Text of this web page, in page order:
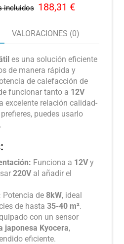
incluidos 188,31 €
VALORACIONES (0)
es una solución eficiente
de manera rápida y
de calefacción de
funcionar tanto a 12V
excelente relación calidad-
puedes usarlo
.
Funciona a 12Vy
220Val añadir el
Potencia de 8kW, ideal
de hasta 35-40 m².
con un sensor
japonesa Kyocera,
eficiente.